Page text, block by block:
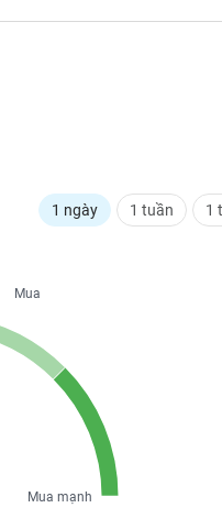
1 ngày 1 tuần 1
Mua
Mua mạnh